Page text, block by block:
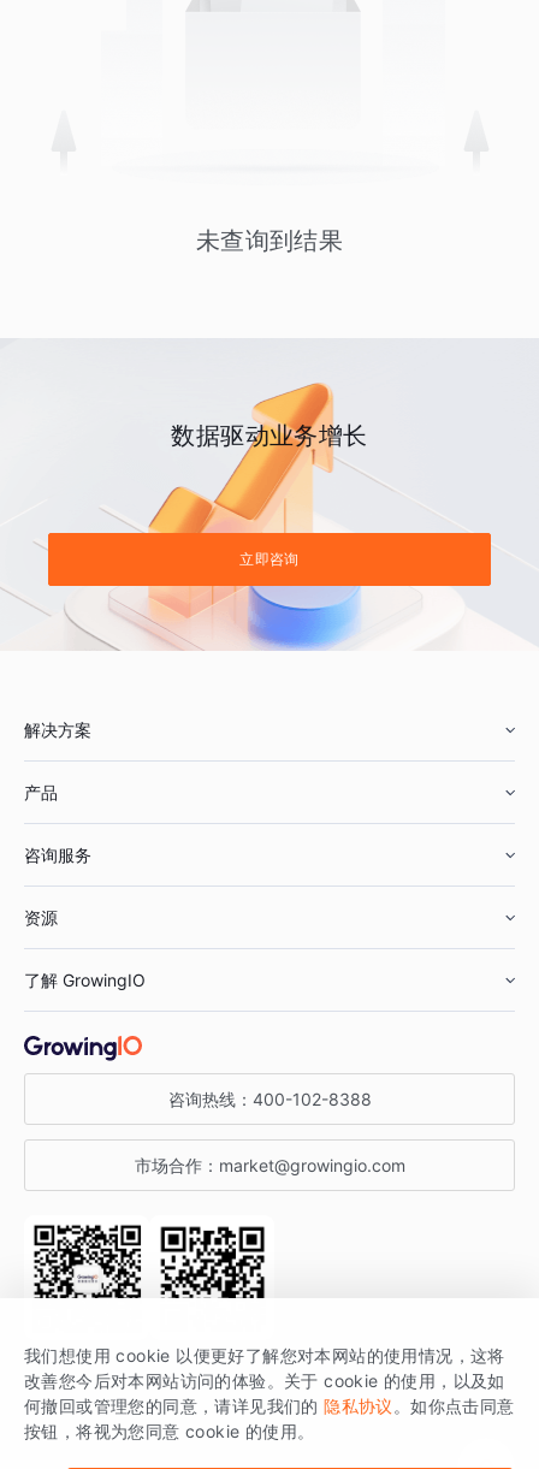
未查询到结果
数据驱动业务增长
立即咨询
解决方案
鞋服行业
汽车行业
金融行业
产品
智能运营
获客分析
咨询服务
资源
增长公开课
增长博客
开发者文档
SDK 文档
场景指南
了解 GrowingIO
关于 GrowingIO
增长大会
行业活动
咨询热线： 400-102-8388
市场合作： market@growingio.com
关注公众号 获取更多干货
GrowingIO 是专注于数据智能分析与增长的品牌，核心平台为 GrowingIO
分析云。
我们想使用 cookie 以便更好了解您对本网站的使用情况，这将
改善您今后对本网站访问的体验。关于 cookie 的使用，以及如
何撤回或管理您的同意，请详见我们的 隐私协议 。如你点击同意
按钮，将视为您同意 cookie 的使用。